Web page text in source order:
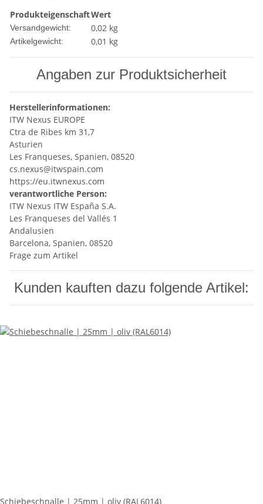
ProdukteigenschaftWert
Versandgewicht: 0,02 kg
Artikelgewicht: 0,01 kg
Angaben zur Produktsicherheit
Herstellerinformationen:
ITW Nexus EUROPE
Ctra de Ribes km 31,7
Asturien
Les Franqueses, Spanien, 08520
cs.nexus@itwspain.com
https://eu.itwnexus.com
verantwortliche Person:
ITW Nexus ITW España S.A.
Les Franqueses del Vallés 1
Andalusien
Barcelona, Spanien, 08520
Frage zum Artikel
Kunden kauften dazu folgende Artikel:
Schiebeschnalle | 25mm | oliv (RAL6014)